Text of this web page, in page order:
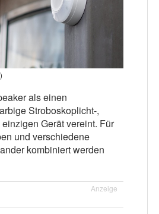
als einen
Stroboskoplicht-,
Gerät vereint. Für
und verschiedene
kombiniert werden
Anzeige